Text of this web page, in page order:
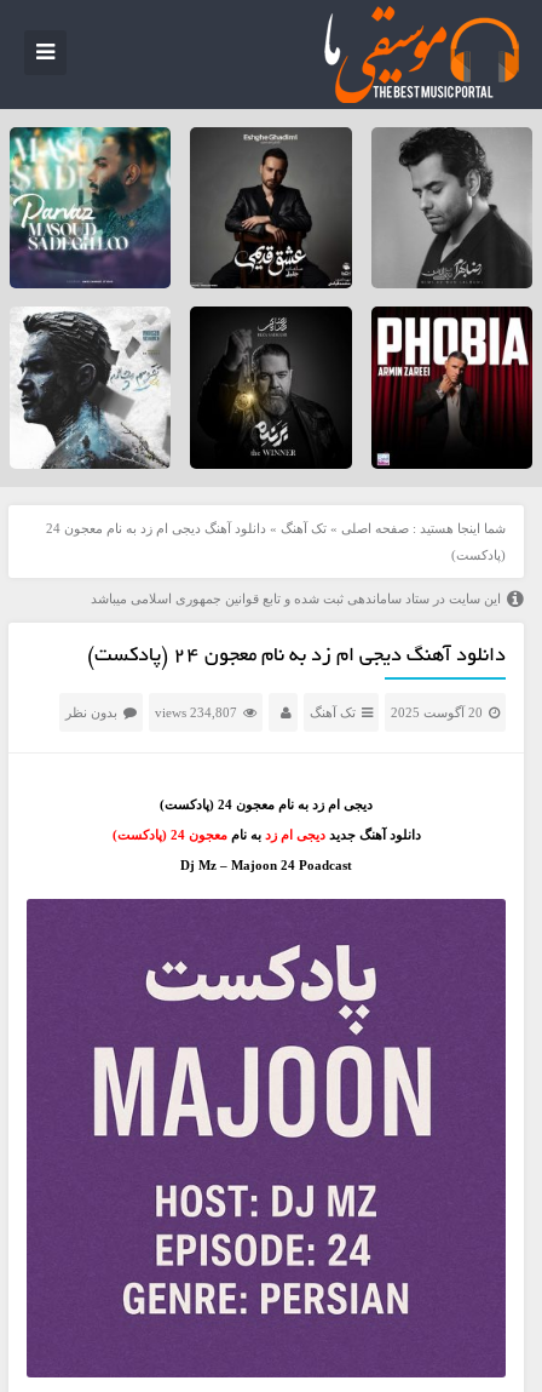
شما اینجا هستید : صفحه اصلی » تک آهنگ »
دانلود آهنگ دیجی ام زد به نام معجون 24
(پادکست)
این سایت در ستاد ساماندهی ثبت شده و تابع قوانین جمهوری اسلامی میباشد
دانلود آهنگ دیجی ام زد به نام معجون 24 (پادکست)
20 آگوست 2025 تک آهنگ 234,807 views بدون نظر
دیجی ام زد به نام معجون 24 (پادکست)
دانلود آهنگ جدید دیجی ام زد به ناممعجون 24 (پادکست)
Dj Mz – Majoon 24 Poadcast